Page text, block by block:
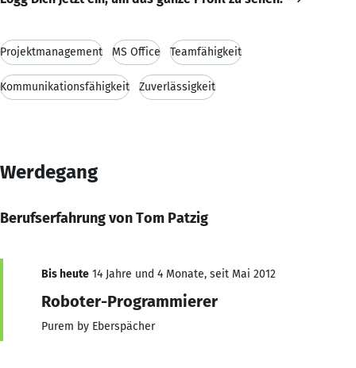
Projektmanagement MS Office Teamfähigkeit
Kommunikationsfähigkeit Zuverlässigkeit
Werdegang
Berufserfahrung von Tom Patzig
Bis heute 14 Jahre und 4 Monate, seit Mai 2012
Roboter-Programmierer
Purem by Eberspächer